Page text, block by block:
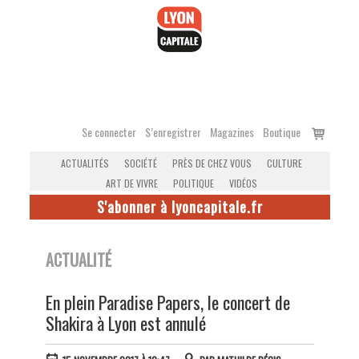
Se connecter S’enregistrer Magazines Boutique
Voir
ACTUALITÉS SOCIÉTÉ PRÈS DE CHEZ VOUS
CULTURE
ART DE VIVRE
POLITIQUE VIDÉOS
S'abonner à lyoncapitale.fr
ACTUALITÉ
En plein Paradise Papers, le concert de
Shakira à Lyon est annulé